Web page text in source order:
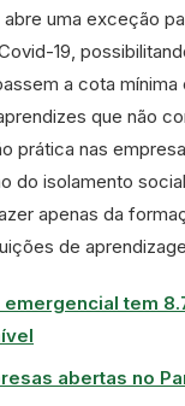
uma exceção
19,
a cota
que não
prática nas
do isolamento
apenas da
de
tem
abertas no